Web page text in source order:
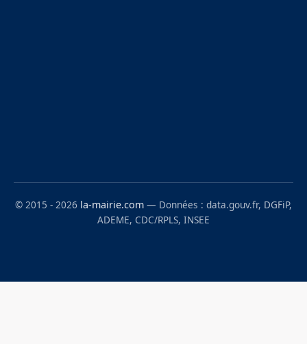
© 2015 - 2026 la-mairie.com — Données : data.gouv.fr, DGFiP,
ADEME, CDC/RPLS, INSEE